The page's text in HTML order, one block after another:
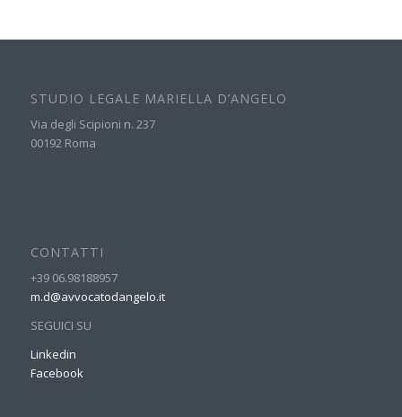
STUDIO LEGALE MARIELLA D’ANGELO
Via degli Scipioni n. 237
00192 Roma
CONTATTI
+39 06.98188957
m.d@avvocatodangelo.it
SEGUICI SU
Linkedin
Facebook